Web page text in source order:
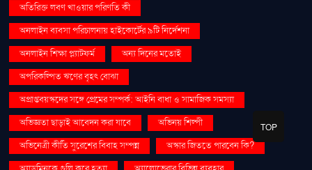
অতিরিক্ত লবণ খাওয়ার পরিণতি কী
অনলাইন ব্যবসা পরিচালনায় হাইকোর্টের ৯টি নির্দেশনা
অনলাইন শিক্ষা প্ল্যাটফর্ম
অন্য দিনের মতোই
অপরিকল্পিত ঋণের বৃহৎ বোঝা
অপ্রাপ্তবয়স্কদের সঙ্গে প্রেমের সম্পর্ক: আইনি বাধা ও সামাজিক সমস্যা
অভিজ্ঞতা ছাড়াই আবেদন করা যাবে
অভিনয় শিল্পী
অভিনেত্রী কীর্তি সুরেশের বিবাহ সম্পন্ন
অস্কার জিততে পারবেন কি?
TOP